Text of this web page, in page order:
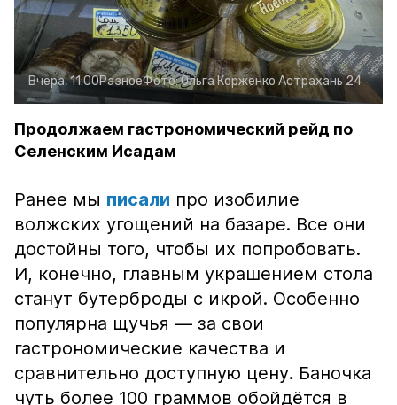
Вчера, 11:00РазноеФото:Ольга Корженко Астрахань 24
Продолжаем гастрономический рейд по
Селенским Исадам
Ранее мы писали про изобилие
волжских угощений на базаре. Все они
достойны того, чтобы их попробовать.
И, конечно, главным украшением стола
станут бутерброды с икрой. Особенно
популярна щучья — за свои
гастрономические качества и
сравнительно доступную цену. Баночка
чуть более 100 граммов обойдётся в